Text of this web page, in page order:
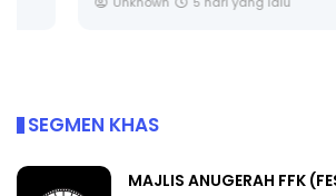
SEGMEN KHAS
MAJLIS ANUGERAH FFK